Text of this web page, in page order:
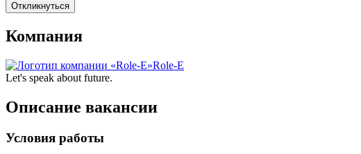
Откликнуться
Компания
Role-E
Let's speak about future.
Описание вакансии
Условия работы